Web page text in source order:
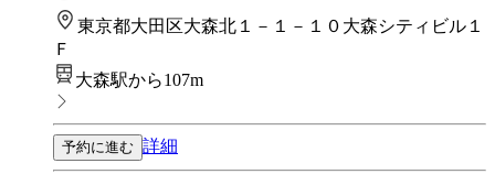
東京都大田区大森北１－１－１０大森シティビル１
Ｆ
大森駅から107m
予約に進む 詳細